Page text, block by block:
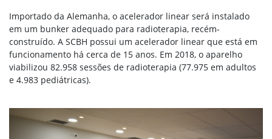
Importado da Alemanha, o acelerador linear será instalado
em um bunker adequado para radioterapia, recém-
construído. A SCBH possui um acelerador linear que está em
funcionamento há cerca de 15 anos. Em 2018, o aparelho
viabilizou 82.958 sessões de radioterapia (77.975 em adultos
e 4.983 pediátricas).